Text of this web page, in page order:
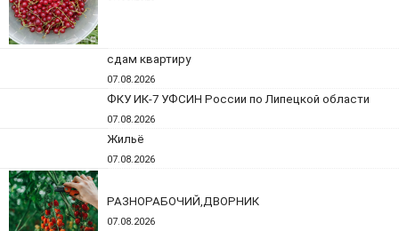
сдам квартиру
07.08.2026
ФКУ ИК-7 УФСИН России по Липецкой области
07.08.2026
Жильё
07.08.2026
РАЗНОРАБОЧИЙ,ДВОРНИК
07.08.2026